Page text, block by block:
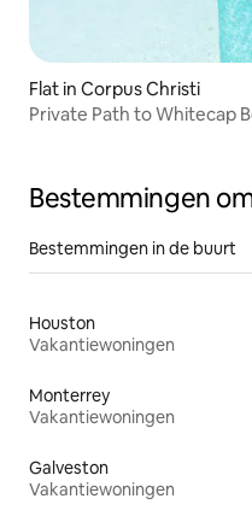
Flat in Corpus Christi
Private Path to Whitecap
Bestemmingen
Bestemmingen in de buurt
Houston
Vakantiewoningen
Monterrey
Vakantiewoningen
Galveston
Vakantiewoningen